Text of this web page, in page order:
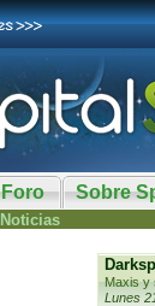
Foro Sobre
Noticias
Maxis y
Lunes